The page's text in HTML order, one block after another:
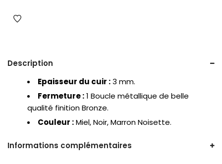
Description
Epaisseur du cuir :3 mm.
Fermeture :1 Boucle métallique de belle
qualité finition Bronze.
Couleur :Miel, Noir, Marron Noisette.
Informations complémentaires